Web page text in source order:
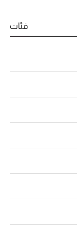
فئات